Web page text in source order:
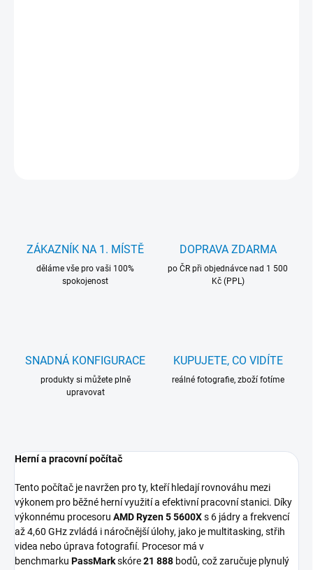
ZÁKAZNÍK NA 1. MÍSTĚ
děláme vše pro vaši 100%
spokojenost
DOPRAVA ZDARMA
po ČR při objednávce nad 1 500
Kč (PPL)
SNADNÁ KONFIGURACE
produkty si můžete plně
upravovat
KUPUJETE, CO VIDÍTE
reálné fotografie, zboží fotíme
Herní a pracovní počítač
Tento počítač je navržen pro ty, kteří hledají rovnováhu mezi
výkonem pro běžné herní využití a efektivní pracovní stanici. Díky
výkonnému procesoru AMD Ryzen 5 5600Xs 6 jádry a frekvencí
až 4,60 GHz zvládá i náročnější úlohy, jako je multitasking, střih
videa nebo úprava fotografií. Procesor má v
benchmarku PassMarkskóre21 888 bodů, což zaručuje plynulý